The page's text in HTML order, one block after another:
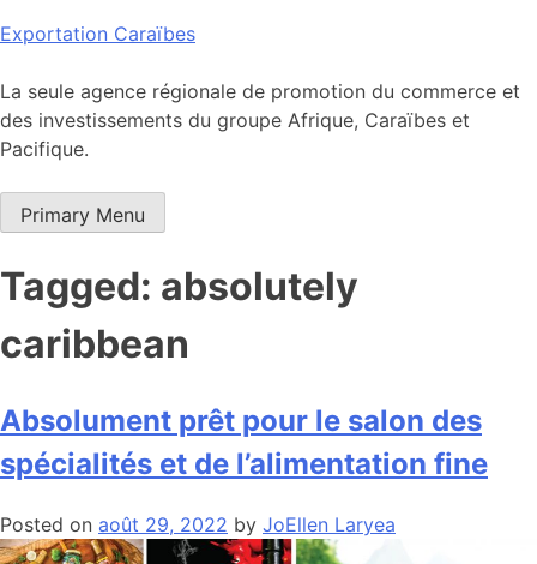
Skip
content
Exportation Caraïbes
La seule agence régionale de promotion du commerce et
des investissements du groupe Afrique, Caraïbes et
Pacifique.
Primary Menu
Tagged: absolutely
caribbean
Absolument prêt pour le salon des
spécialités et de l’alimentation fine
Posted on août 29, 2022 by JoEllen Laryea